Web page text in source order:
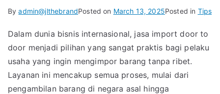
Byadmin@jlthebrandPosted on March 13, 2025Posted in Tips
Dalam dunia bisnis internasional, jasa import door to
door menjadi pilihan yang sangat praktis bagi pelaku
usaha yang ingin mengimpor barang tanpa ribet.
Layanan ini mencakup semua proses, mulai dari
pengambilan barang di negara asal hingga